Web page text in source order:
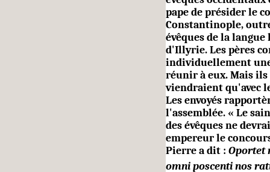
pape de présider le
Constantinople,
évêques de la
d'Illyrie. Les pères
individuellement
réunir à eux. Mais
viendraient qu'avec
Les envoyés
l'assemblée. « Le
des évêques ne
empereur le
Pierre a dit : Oportet
omni poscenti nos